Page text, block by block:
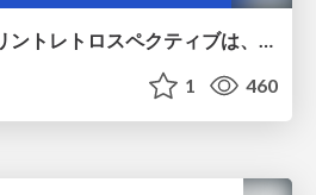
5年間ぐらい、 スプリントレトロスペクティブは、 「+/Δ」しかしてないので、 あらためて良いのか悪いか考えてみる / Doing Plus Delta for about five years
1 460